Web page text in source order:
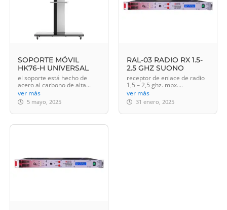
SOPORTE MÓVIL
HK76-H UNIVERSAL
el soporte está hecho de
acero al carbono de alta...
ver más
5 mayo, 2025
RAL-03 RADIO RX 1.5-
2.5 GHZ SUONO
receptor de enlace de radio
1,5 – 2,5 ghz. mpx....
ver más
31 enero, 2025